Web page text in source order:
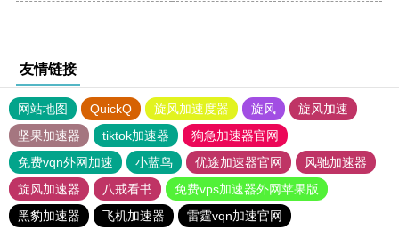
友情链接
网站地图 QuickQ 旋风加速度器 旋风
旋风加速
坚果加速器
tiktok加速器
狗急加速器官网
免费vqn外网加速
小蓝鸟 优途加速器官网
风驰加速器
旋风加速器
八戒看书
免费vps加速器外网苹果版
黑豹加速器
飞机加速器
雷霆vqn加速官网